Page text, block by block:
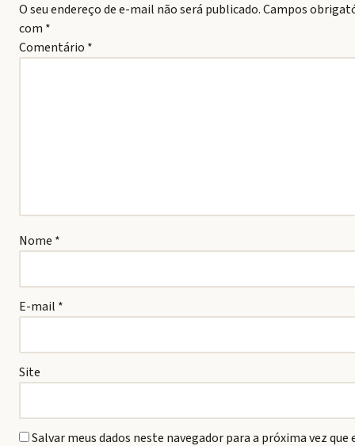
O seu endereço de e-mail não será publicado.Campos
com *
Comentário *
Nome *
E-mail *
Site
Salvar meus dados neste navegador para a próxima vez que